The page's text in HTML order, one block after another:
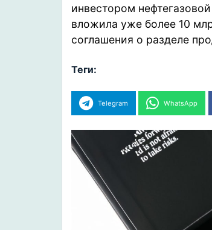
инвестором
вложила уже более 10
соглашения о разделе
Теги:
Telegram WhatsApp